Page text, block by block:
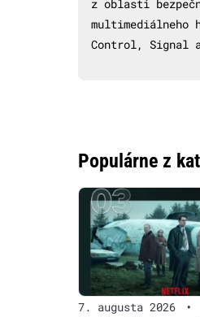
z oblasti
multimediálneho
Control, Signal
Populárne z
7. augusta 2026 •